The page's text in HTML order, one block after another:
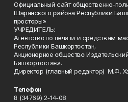
Официальный сайт общественно-
Шаранского района Республики
просторы»
УЧРЕДИТЕЛЬ:
Агентство по печати и средствам
Республики Башкортостан,
Акционерное общество
Башкортостан».
Директор (главный редактор) М.Ф.
Телефон
8 (34769) 2-14-08